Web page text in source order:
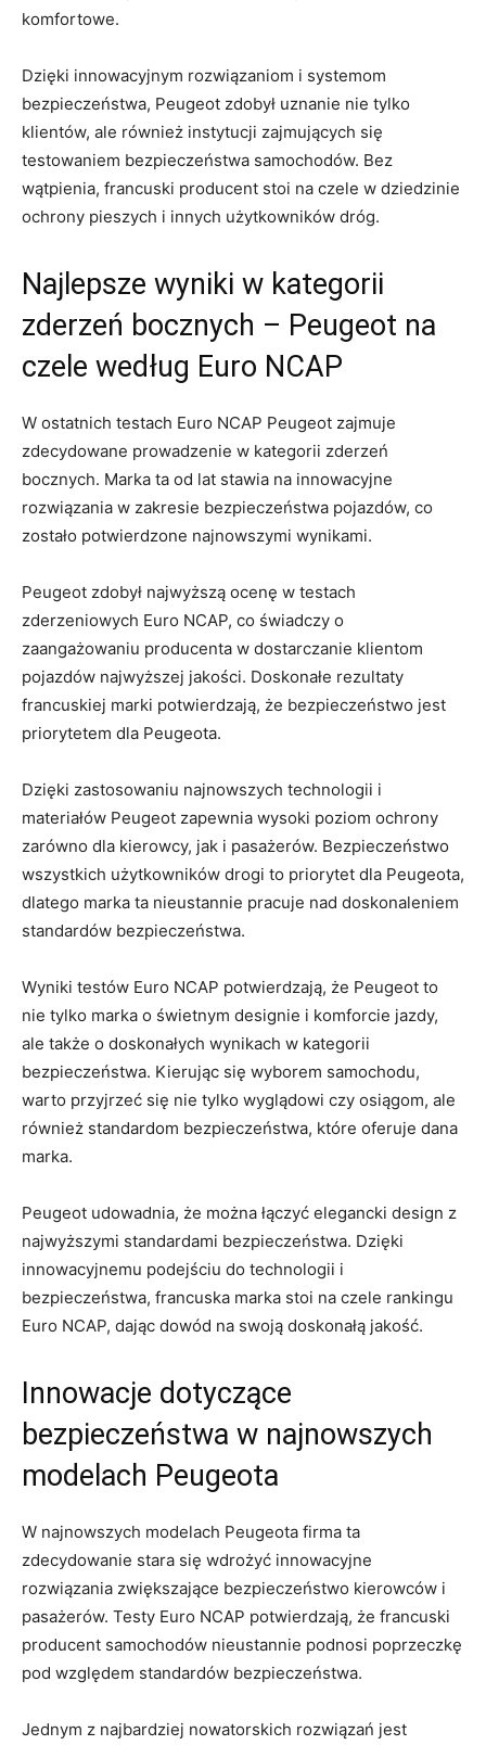
komfortowe.
Dzięki innowacyjnym ‍rozwiązaniom i systemom‍
bezpieczeństwa, Peugeot zdobył​ uznanie nie tylko
⁤klientów, ale również ‍instytucji zajmujących⁣ się⁢
testowaniem‍ bezpieczeństwa samochodów. Bez
wątpienia, francuski producent stoi na czele w dziedzinie
⁣ochrony pieszych i‌ innych⁣ użytkowników ‍dróg.
Najlepsze ​wyniki⁣ w kategorii
zderzeń bocznych – ⁣Peugeot na​
czele⁣ według Euro NCAP
W ostatnich testach Euro⁣ NCAP‌ Peugeot‍ zajmuje
zdecydowane⁤ prowadzenie⁢ w kategorii⁢ zderzeń
‌bocznych.⁤ Marka ta od​ lat stawia na innowacyjne
rozwiązania w zakresie bezpieczeństwa pojazdów, co
zostało potwierdzone najnowszymi wynikami.
Peugeot zdobył najwyższą ocenę w testach
zderzeniowych Euro NCAP, co świadczy o
⁣zaangażowaniu producenta w ‌dostarczanie klientom​
pojazdów najwyższej ‍jakości. Doskonałe rezultaty
francuskiej marki potwierdzają, że⁤ bezpieczeństwo jest
priorytetem dla ⁣Peugeota.
Dzięki​ zastosowaniu najnowszych technologii i
materiałów Peugeot zapewnia wysoki poziom ochrony
zarówno dla kierowcy, jak i pasażerów. Bezpieczeństwo
wszystkich użytkowników ​drogi ⁣to priorytet dla ⁤Peugeota,
dlatego marka ta nieustannie ⁤pracuje nad doskonaleniem
standardów bezpieczeństwa.
Wyniki testów Euro NCAP potwierdzają, że ​Peugeot to
nie tylko ⁢marka o świetnym designie i komforcie jazdy,
ale także o⁢ doskonałych wynikach w kategorii ​
bezpieczeństwa. Kierując się ‍wyborem ⁤samochodu,
warto przyjrzeć ⁤się ⁣nie tylko wyglądowi czy osiągom, ‍ale
‌również standardom bezpieczeństwa,⁣ które oferuje⁤ dana
marka.
Peugeot udowadnia, że można łączyć ⁤elegancki design⁢ z
najwyższymi​ standardami bezpieczeństwa. Dzięki
innowacyjnemu podejściu do ​technologii i
bezpieczeństwa, francuska​ marka‍ stoi na czele rankingu
Euro NCAP, dając dowód na swoją ⁣doskonałą jakość.
Innowacje⁣ dotyczące
bezpieczeństwa ​w najnowszych
modelach Peugeota
W najnowszych modelach Peugeota firma ⁣ta
zdecydowanie stara się ⁢wdrożyć innowacyjne
rozwiązania zwiększające bezpieczeństwo kierowców i
pasażerów. Testy⁤ Euro NCAP⁢ potwierdzają, ​że francuski
producent samochodów nieustannie podnosi poprzeczkę
⁤pod względem standardów‍ bezpieczeństwa.
Jednym z najbardziej ‍nowatorskich rozwiązań jest